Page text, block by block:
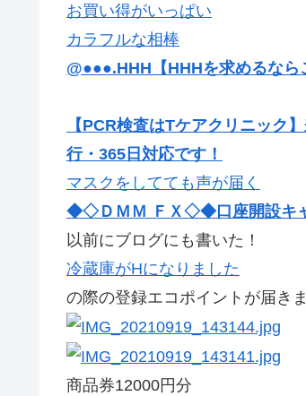
お買い得がいっぱい
カラフルな相棒
@●●●.HHH【HHHを求めるなら
【PCR検査はTケアクリニック
行・365日対応です！
マスクをしてても声が届く
◆◇ＤＭＭ ＦＸ◇◆口座開設キャ
以前にブログにも書いた！
冷蔵庫がHになりました
の際の登録エコポイントが届き
商品券12000円分